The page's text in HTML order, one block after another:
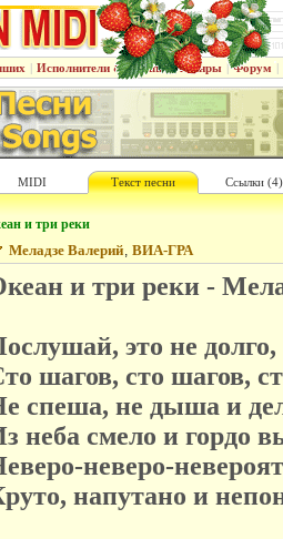
| Исполнители & группы | Жанры | Форум |
MIDI Текст песни Ссылки (4)
и три реки
Меладзе Валерий, ВИА-ГРА
и три реки -
это не долго,
шагов, сто шагов,
спеша, не дыша и
неба смело и гордо
неверо-
напутано и